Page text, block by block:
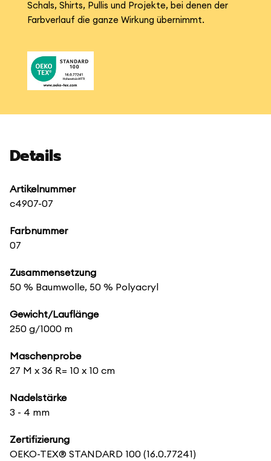
Schals, Shirts, Pullis und Projekte, bei denen der
Farbverlauf die ganze Wirkung übernimmt.
Details
Artikelnummer
c4907-07
Farbnummer
07
Zusammensetzung
50 % Baumwolle, 50 % Polyacryl
Gewicht/Lauflänge
250 g/1000 m
Maschenprobe
27 M x 36 R= 10 x 10 cm
Nadelstärke
3 - 4 mm
Zertifizierung
OEKO-TEX® STANDARD 100 (16.0.77241)